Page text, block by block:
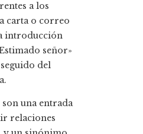
a los
carta o correo
introducción
señor»
del
una entrada
relaciones